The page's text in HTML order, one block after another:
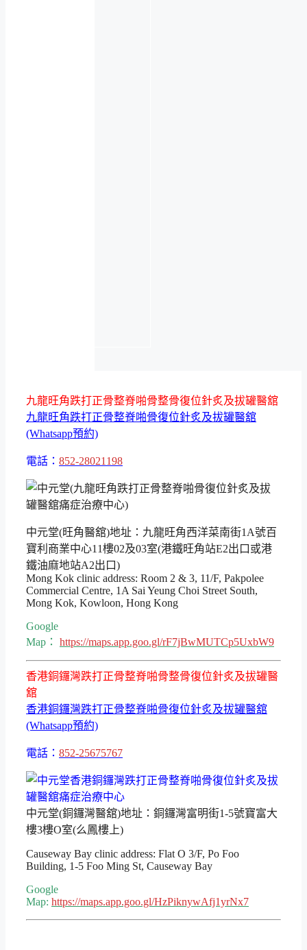
九龍旺角跌打正骨整脊啪骨整骨復位針炙及拔罐醫舘
九龍旺角跌打正骨整脊啪骨復位針炙及拔罐醫舘
(Whatsapp預約)
電話： 852-28021198
中元堂(旺角醫舘)地址：九龍旺角西洋菜南街1A號百
寶利商業中心11樓02及03室(港鐵旺角站E2出口或港
鐵油麻地站A2出口)
Mong Kok clinic address: Room 2 & 3, 11/F, Pakpolee
Commercial Centre, 1A Sai Yeung Choi Street South,
Mong Kok, Kowloon, Hong Kong
Google
Map： https://maps.app.goo.gl/rF7jBwMUTCp5UxbW9
香港銅鑼灣跌打正骨整脊啪骨整骨復位針炙及拔罐醫
舘
香港銅鑼灣跌打正骨整脊啪骨復位針炙及拔罐醫舘
(Whatsapp預約)
電話： 852-25675767
中元堂(銅鑼灣醫舘)地址：銅鑼灣富明街1-5號寶富大
樓3樓O室(么鳳樓上)
Causeway Bay clinic address: Flat O 3/F, Po Foo
Building, 1-5 Foo Ming St, Causeway Bay
Google
Map: https://maps.app.goo.gl/HzPiknywAfj1yrNx7